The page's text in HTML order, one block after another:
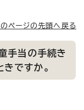
のページの先頭へ戻る
手当の手続き
ですか。